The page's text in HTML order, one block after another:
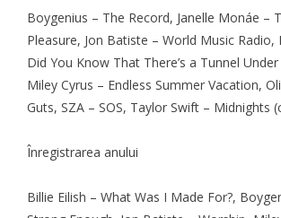
Boygenius – The Record, Janelle Monáe –
Pleasure, Jon Batiste – World Music Radio,
Did You Know That There’s a Tunnel
Miley Cyrus – Endless Summer Vacation,
Guts, SZA – SOS, Taylor Swift – Midnights
Înregistrarea anului
Billie Eilish – What Was I Made For?,